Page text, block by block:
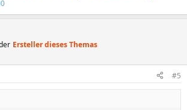
Ersteller dieses Themas
#5